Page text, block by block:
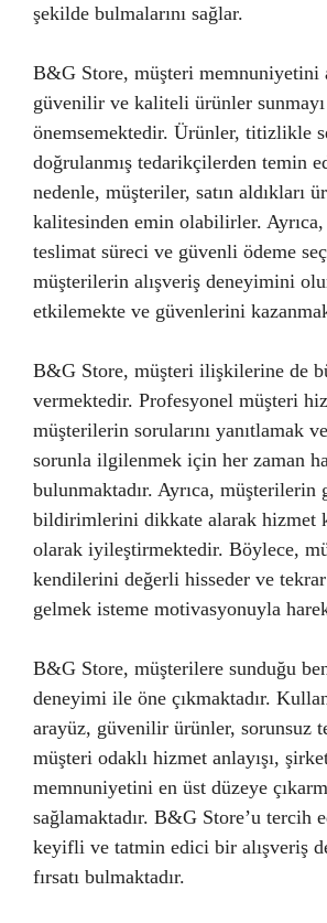
şekilde bulmalarını sağlar.
B&G Store, müşteri memnuniyetini
güvenilir ve kaliteli ürünler sunmayı
önemsemektedir. Ürünler, titizlikle
doğrulanmış tedarikçilerden temin
nedenle, müşteriler, satın aldıkları
kalitesinden emin olabilirler.
teslimat süreci ve güvenli ödeme
müşterilerin alışveriş deneyimini
etkilemekte ve güvenlerini
B&G Store, müşteri ilişkilerine de
vermektedir. Profesyonel müşteri
müşterilerin sorularını yanıtlamak
sorunla ilgilenmek için her zaman
bulunmaktadır. Ayrıca, müşterilerin
bildirimlerini dikkate alarak hizmet
olarak iyileştirmektedir. Böylece,
kendilerini değerli hisseder ve
gelmek isteme motivasyonuyla
B&G Store, müşterilere sunduğu
deneyimi ile öne çıkmaktadır.
arayüz, güvenilir ürünler, sorunsuz
müşteri odaklı hizmet anlayışı,
memnuniyetini en üst düzeye
sağlamaktadır. B&G Store’u tercih
keyifli ve tatmin edici bir alışveriş
fırsatı bulmaktadır.